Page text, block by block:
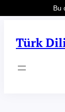
Türk
Bu